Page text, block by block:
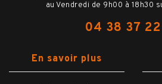
au Vendredi de 9h00 à 18h30
04 38 37
En savoir plus